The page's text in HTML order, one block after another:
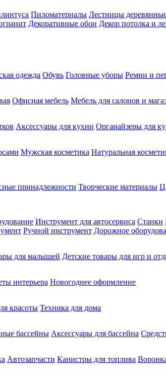
Пиломатериалы Лестницы
Декоративные обои Декор потолка и
одежда Обувь Головные уборы Ремни и
Офисная мебель Мебель для салонов и
Аксессуары для кухни Органайзеры для
Мужская косметика Натуральная
принадлежности Творческие материалы
Инструмент для автосервиса Станки
Ручной инструмент Дорожное
для малышей Детские товары для игр и
интерьера Новогоднее оформление
красоты Техника для дома
бассейны Аксессуары для бассейна
Автозапчасти Канистры для топлива